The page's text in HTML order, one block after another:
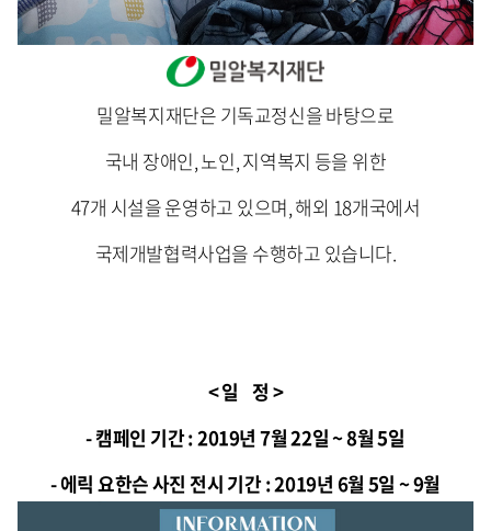
밀알복지재단은 기독교정신을 바탕으로
국내 장애인, 노인, 지역복지 등을 위한
47개 시설을 운영하고 있으며, 해외 18개국에서
국제개발협력사업을 수행하고 있습니다.
< 일 정 >
- 캠페인 기간 : 2019년 7월 22일 ~ 8월 5일
- 에릭 요한슨 사진 전시 기간 : 2019년 6월 5일 ~ 9월